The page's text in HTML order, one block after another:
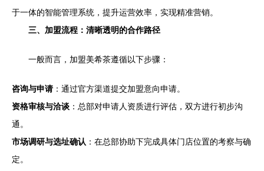
于一体的智能管理系统，提升运营效率，实现精准营销。
三、加盟流程：清晰透明的合作路径
一般而言，加盟美希茶遵循以下步骤：
咨询与申请：通过官方渠道提交加盟意向申请。
资格审核与洽谈 ：总部对申请人资质进行评估，双方进行初步沟
通。
市场调研与选址确认 ：在总部协助下完成具体门店位置的考察与确
定。